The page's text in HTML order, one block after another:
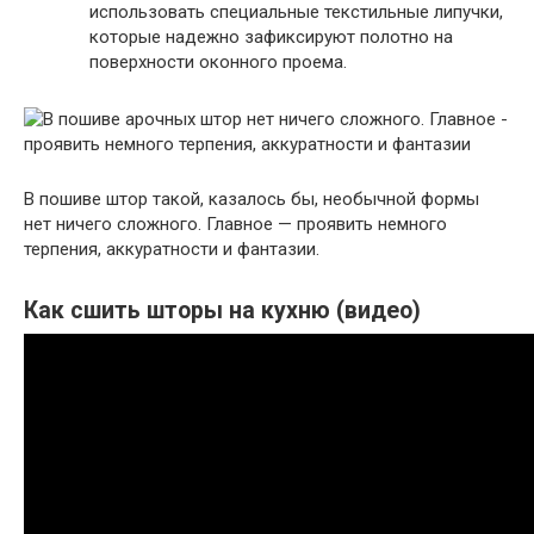
использовать специальные текстильные липучки,
которые надежно зафиксируют полотно на
поверхности оконного проема.
В пошиве штор такой, казалось бы, необычной формы
нет ничего сложного. Главное — проявить немного
терпения, аккуратности и фантазии.
Как сшить шторы на кухню (видео)